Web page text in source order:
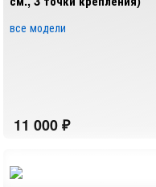
все модели